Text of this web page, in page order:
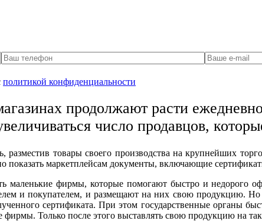
политикой конфиденциальности
продолжают расти
число продавцов,
товары своего производства на крупнейших
показать маркетплейсам документы, включающие
маленькие фирмы, которые помогают быстро и недорого
и покупателем, и размещают на них свою продукцию.
сертификата. При этом государственные органы
Только после этого выставлять свою продукцию на